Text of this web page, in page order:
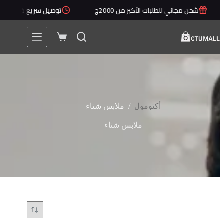
التجاوزشحن مجاني للطلبات الأكبر من 2000ج توصيل سريع خلال 1 - 5 أيام
عربة
أكتومول / ملابس شتاء
ملابس شتاء